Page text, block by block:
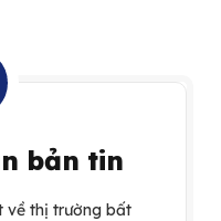
bản tin
về thị trường bất